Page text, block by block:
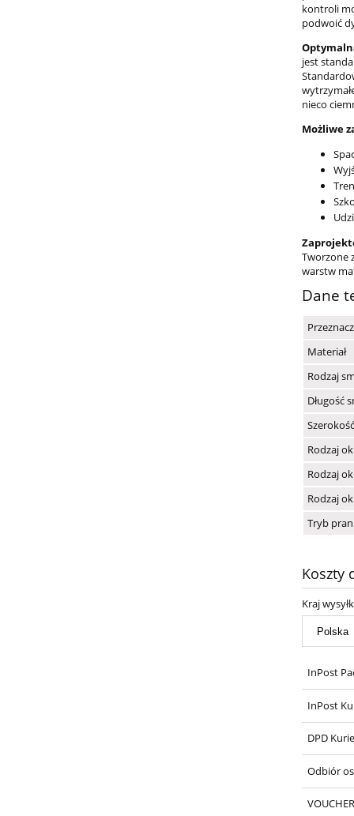
kontroli
podwoić
jest
nieco
Możliwe
Tworzone
warstw
Dane
Materiał
Rodzaj
Długość
Rodzaj
Rodzaj
Rodzaj
Tryb
Koszty
Kraj
InPost
InPost
DPD
Odbiór
VOUCHER